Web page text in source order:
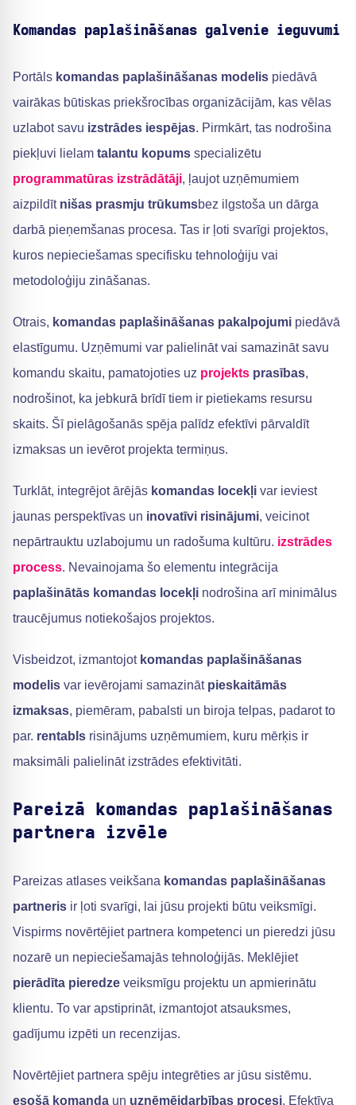
Komandas paplašināšanas galvenie ieguvumi
Portāls komandas paplašināšanas modelis piedāvā
vairākas būtiskas priekšrocības organizācijām, kas vēlas
uzlabot savu izstrādes iespējas. Pirmkārt, tas nodrošina
piekļuvi lielam talantu kopums specializētu
programmatūras izstrādātāji, ļaujot uzņēmumiem
aizpildīt nišas prasmju trūkumsbez ilgstoša un dārga
darbā pieņemšanas procesa. Tas ir ļoti svarīgi projektos,
kuros nepieciešamas specifisku tehnoloģiju vai
metodoloģiju zināšanas.
Otrais, komandas paplašināšanas pakalpojumi piedāvā
elastīgumu. Uzņēmumi var palielināt vai samazināt savu
komandu skaitu, pamatojoties uz projekts prasības,
nodrošinot, ka jebkurā brīdī tiem ir pietiekams resursu
skaits. Šī pielāgošanās spēja palīdz efektīvi pārvaldīt
izmaksas un ievērot projekta termiņus.
Turklāt, integrējot ārējās komandas locekļi var ieviest
jaunas perspektīvas un inovatīvi risinājumi, veicinot
nepārtrauktu uzlabojumu un radošuma kultūru. izstrādes
process. Nevainojama šo elementu integrācija
paplašinātās komandas locekļi nodrošina arī minimālus
traucējumus notiekošajos projektos.
Visbeidzot, izmantojot komandas paplašināšanas
modelis var ievērojami samazināt pieskaitāmās
izmaksas, piemēram, pabalsti un biroja telpas, padarot to
par. rentabls risinājums uzņēmumiem, kuru mērķis ir
maksimāli palielināt izstrādes efektivitāti.
Pareizā komandas paplašināšanas
partnera izvēle
Pareizas atlases veikšana komandas paplašināšanas
partneris ir ļoti svarīgi, lai jūsu projekti būtu veiksmīgi.
Vispirms novērtējiet partnera kompetenci un pieredzi jūsu
nozarē un nepieciešamajās tehnoloģijās. Meklējiet
pierādīta pieredze veiksmīgu projektu un apmierinātu
klientu. To var apstiprināt, izmantojot atsauksmes,
gadījumu izpēti un recenzijas.
Novērtējiet partnera spēju integrēties ar jūsu sistēmu.
esošā komanda un uzņēmējdarbības procesi. Efektīva